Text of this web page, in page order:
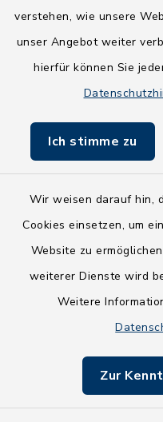
verstehen, wie unsere
unser Angebot weiter
hierfür können Sie
Ich stimme zu
Wir weisen darauf hin,
Cookies einsetzen, um
Website zu
weiterer Dienste wird
Weitere
Zur
NEU!
Holsteiner Auenland
Fundbüro